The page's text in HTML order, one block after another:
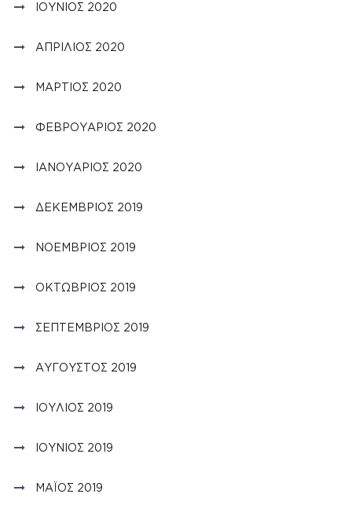
ΙΟΎΝΙΟΣ 2020
ΑΠΡΊΛΙΟΣ 2020
ΜΆΡΤΙΟΣ 2020
ΦΕΒΡΟΥΆΡΙΟΣ 2020
ΙΑΝΟΥΆΡΙΟΣ 2020
ΔΕΚΈΜΒΡΙΟΣ 2019
ΝΟΈΜΒΡΙΟΣ 2019
ΟΚΤΏΒΡΙΟΣ 2019
ΣΕΠΤΈΜΒΡΙΟΣ 2019
ΑΎΓΟΥΣΤΟΣ 2019
ΙΟΎΛΙΟΣ 2019
ΙΟΎΝΙΟΣ 2019
ΜΆΙΟΣ 2019